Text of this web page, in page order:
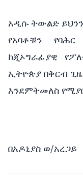
አዲሱ ትውልድ
የአባቶቹን
ከጂኦግራፊያዊ
ኢትዮጵያ በቅርብ
እንደምትመለስ
በአዶኒያስ ወ/አረጋይ